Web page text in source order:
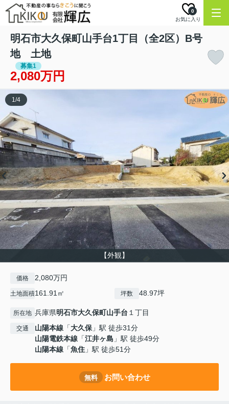
お気に入り
0
明石市大久保町山手台1丁目（全2区）B号
地 土地
募集1
2,080万円
【外観】
1/4
価格 2,080万円
土地面積161.91㎡ 坪数 48.97坪
所在地 兵庫県明石市大久保町山手台 １丁目
交通 山陽本線 「大久保」駅 徒歩31分
山陽電鉄本線 「江井ヶ島 」駅 徒歩49分
山陽本線 「魚住 」駅 徒歩51分
無料 お問い合わせ